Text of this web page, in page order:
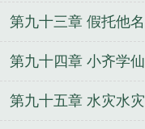
第九十三章 假托他名
第九十四章 小齐学仙
第九十五章 水灾水灾